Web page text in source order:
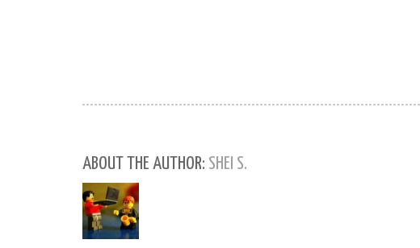
ABOUT THE AUTHOR: SHEI S.